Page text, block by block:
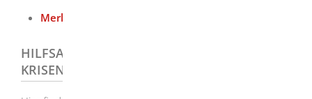
Merkblatt
HILFSANGEBOTE BEI KONFLIKTEN UND
KRISEN IN DER FAMILIE